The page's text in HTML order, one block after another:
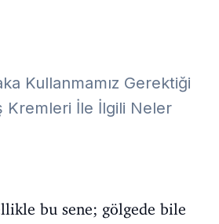
Kullanmamız Gerektiği
Kremleri İle İlgili Neler
bu sene; gölgede bile